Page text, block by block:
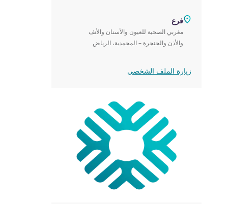
فرع
مغربي الصحية للعيون والأسنان والأنف
والأذن والحنجرة – المحمدية، الرياض
زيارة الملف الشخصي